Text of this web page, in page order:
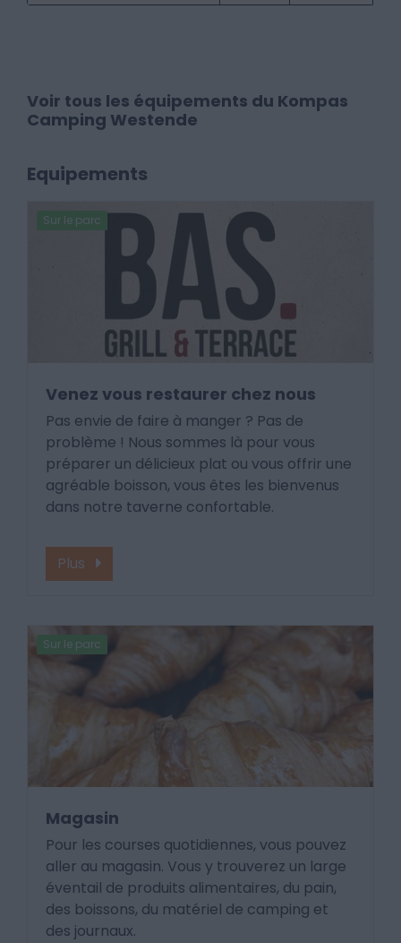
Voir tous les équipements du Kompas
Camping Westende
Equipements
Sur le parc
Venez vous restaurer chez nous
Pas envie de faire à manger ? Pas de
problème ! Nous sommes là pour vous
préparer un délicieux plat ou vous offrir une
agréable boisson, vous êtes les bienvenus
dans notre taverne confortable.
Plus
Sur le parc
Magasin
Pour les courses quotidiennes, vous pouvez
aller au magasin. Vous y trouverez un large
éventail de produits alimentaires, du pain,
des boissons, du matériel de camping et
des journaux.